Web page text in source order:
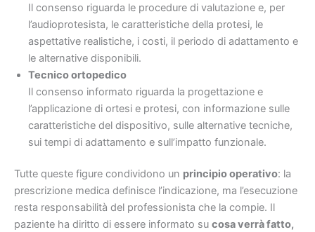
Il consenso riguarda le procedure di valutazione e, per
l’audioprotesista, le caratteristiche della protesi, le
aspettative realistiche, i costi, il periodo di adattamento e
le alternative disponibili.
Tecnico ortopedico
Il consenso informato riguarda la progettazione e
l’applicazione di ortesi e protesi, con informazione sulle
caratteristiche del dispositivo, sulle alternative tecniche,
sui tempi di adattamento e sull’impatto funzionale.
Tutte queste figure condividono un principio operativo: la
prescrizione medica definisce l’indicazione, ma l’esecuzione
resta responsabilità del professionista che la compie. Il
paziente ha diritto di essere informato su cosa verrà fatto,